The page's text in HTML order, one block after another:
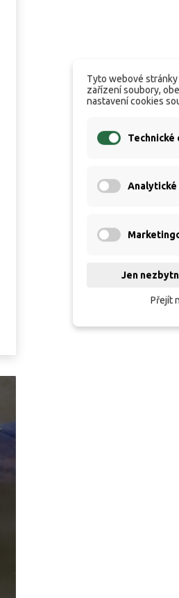
Tyto webové stránky
zařízení soubory,
nastavení cookies
Technické
Analytické
Jen
Přejít